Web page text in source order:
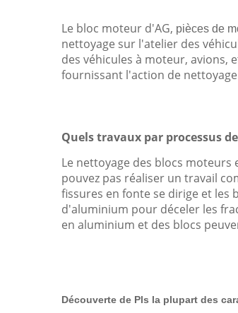
Le bloc moteur d'AG, pièces de
nettoyage sur l'atelier des
des véhicules à moteur, avions,
fournissant l'action de
Quels travaux par processus
Le nettoyage des blocs
pouvez pas réaliser un travail
fissures en fonte se dirige et les
d'aluminium pour déceler les
en aluminium et des blocs
Découverte de Pls la plupart des